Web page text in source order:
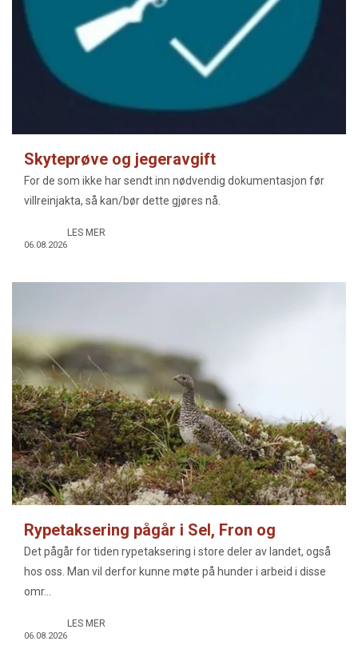
Skyteprøve og jegeravgift
For de som ikke har sendt inn nødvendig dokumentasjon før
villreinjakta, så kan/bør dette gjøres nå.
06.08.2026
LES MER
Rypetaksering pågår i Sel, Fron og
Vulufjell
Det pågår for tiden rypetaksering i store deler av landet, også
hos oss. Man vil derfor kunne møte på hunder i arbeid i disse
omr...
06.08.2026
LES MER